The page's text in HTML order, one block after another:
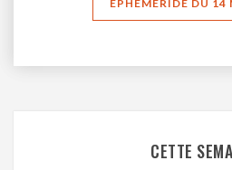
ÉPHÉMÉRIDE DU 14
CETTE